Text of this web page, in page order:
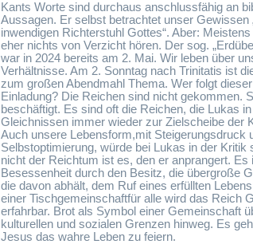
Kants Worte sind durchaus anschlussfähig an
Aussagen. Er selbst betrachtet unser Gewissen
inwendigen Richterstuhl Gottes“. Aber:
eher nichts von Verzicht hören. Der sog.
war in 2024 bereits am 2. Mai. Wir leben über
Verhältnisse. Am 2. Sonntag nach Trinitatis ist
zum großen Abendmahl Thema. Wer folgt
Einladung? Die Reichen sind nicht gekommen.
beschäftigt. Es sind oft die Reichen, die Lukas
Gleichnissen immer wieder zur Zielscheibe der
Auch unsere Lebensform,mit Steigerungsdruck
Selbstoptimierung, würde bei Lukas in der Kritik
nicht der Reichtum ist es, den er anprangert. Es
Besessenheit durch den Besitz, die übergroße
die davon abhält, dem Ruf eines erfüllten
einer Tischgemeinschaftfür alle wird das Reich
erfahrbar. Brot als Symbol einer Gemeinschaft
kulturellen und sozialen Grenzen hinweg. Es
Jesus das wahre Leben zu feiern.